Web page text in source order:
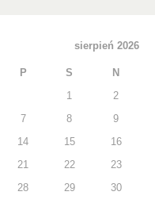
sierpień 2026
P S N
1 2
7 8 9
14 15 16
21 22 23
28 29 30